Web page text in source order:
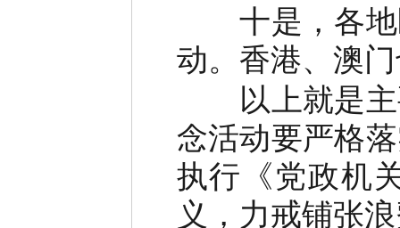
十是，各地
动。香港、澳
以上就是主
念活动要严格
执行《党政机
义，力戒铺张